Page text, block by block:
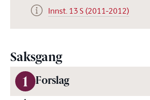
Innst. 13 S (2011-2012)
Saksgang
1 Forslag